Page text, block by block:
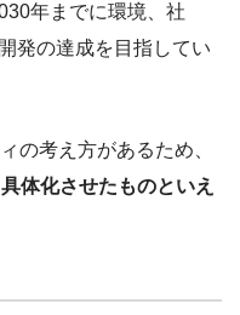
年までに環境、社
発の達成を目指してい
の考え方があるため、
体化させたものといえ